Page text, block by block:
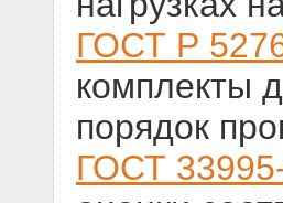
ГОСТ Р
комплекты
порядок
ГОСТ